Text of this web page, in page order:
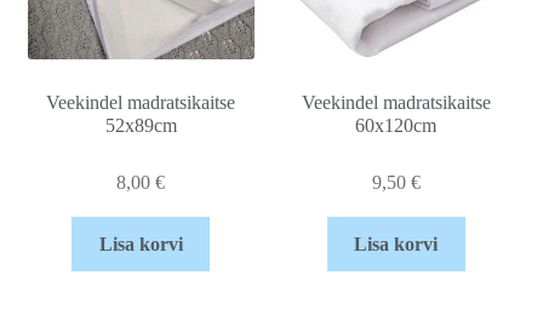
Veekindel madratsikaitse
52x89cm
8,00€
Lisa korvi
Veekindel madratsikaitse
60x120cm
9,50 €
Lisa korvi